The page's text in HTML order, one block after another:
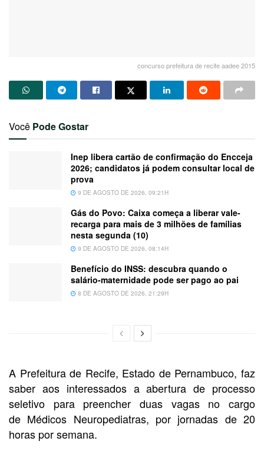
concurso prefeitura de recife aadee 2015
Você Pode Gostar
Inep libera cartão de confirmação do Encceja
2026; candidatos já podem consultar local de
prova
9 DE AGOSTO DE 2026, 09:21H
Gás do Povo: Caixa começa a liberar vale-
recarga para mais de 3 milhões de famílias
nesta segunda (10)
9 DE AGOSTO DE 2026, 08:14H
Benefício do INSS: descubra quando o
salário-maternidade pode ser pago ao pai
8 DE AGOSTO DE 2026, 21:29H
A Prefeitura de Recife, Estado de Pernambuco, faz
saber aos interessados a abertura de processo
seletivo para preencher duas vagas no cargo
de Médicos Neuropediatras, por jornadas de 20
horas por semana.